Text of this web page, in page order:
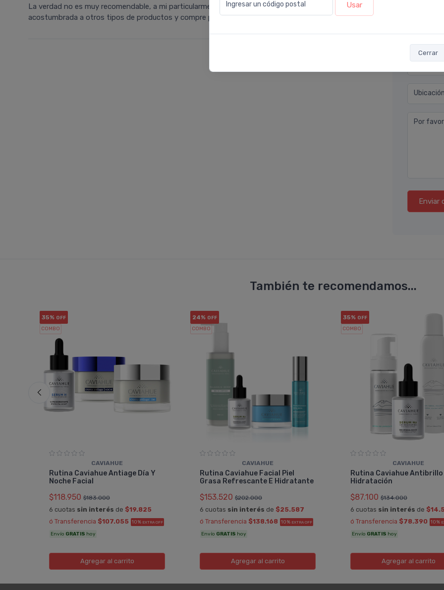
Ingresar un código postal Usar
Cerrar
La verdad no es muy recomendable, a mi particularmente no me gustó esta marca, tal vez estaba
acostumbrada a otros tipos de productos y compre para comprar y no me gustó.
Nombre
Email*
Teléfono
Ubicación
Por
Enviar
También te recomendamos...
35% OFF
COMBO
CAVIAHUE
Rutina Caviahue Antiage Día Y
Noche Facial
$118.950 $183.000
6 cuotas sin interés de $19.825
ó Transferencia $107.055 10% EXTRA OFF
Envío GRATIS hoy
Agregaral carrito
24% OFF
COMBO
CAVIAHUE
Rutina Caviahue Facial Piel
Grasa Refrescante E Hidratante
$153.520 $202.000
6 cuotas sin interés de $25.587
ó Transferencia $138.168 10% EXTRA OFF
Envío GRATIS hoy
Agregaral carrito
35% OFF
COMBO
CAVIAHUE
Rutina Caviahue Antibrillo
Hidratación
$87.100 $134.000
6 cuotas sin interés de
ó Transferencia $78.390 10%
Envío GRATIS hoy
Agregaral carrito